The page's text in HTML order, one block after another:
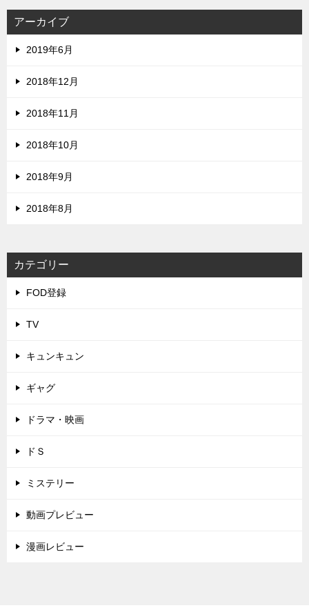
アーカイブ
2019年6月
2018年12月
2018年11月
2018年10月
2018年9月
2018年8月
カテゴリー
FOD登録
TV
キュンキュン
ギャグ
ドラマ・映画
ドＳ
ミステリー
動画プレビュー
漫画レビュー